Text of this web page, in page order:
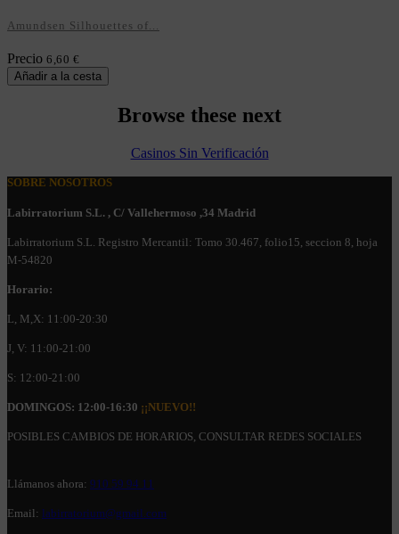
Amundsen Silhouettes of...
Precio 6,60 €
Añadir a la cesta
Browse these next
Casinos Sin Verificación
SOBRE NOSOTROS
Labirratorium S.L. , C/ Vallehermoso ,34 Madrid
Labirratorium S.L. Registro Mercantil: Tomo 30.467, folio15, seccion 8, hoja
M-54820
Horario:
L, M,X: 11:00-20:30
J, V: 11:00-21:00
S: 12:00-21:00
DOMINGOS: 12:00-16:30 ¡¡NUEVO!!
POSIBLES CAMBIOS DE HORARIOS, CONSULTAR REDES SOCIALES
Llámanos ahora: 910 59 94 11
Email: labirratorium@gmail.com